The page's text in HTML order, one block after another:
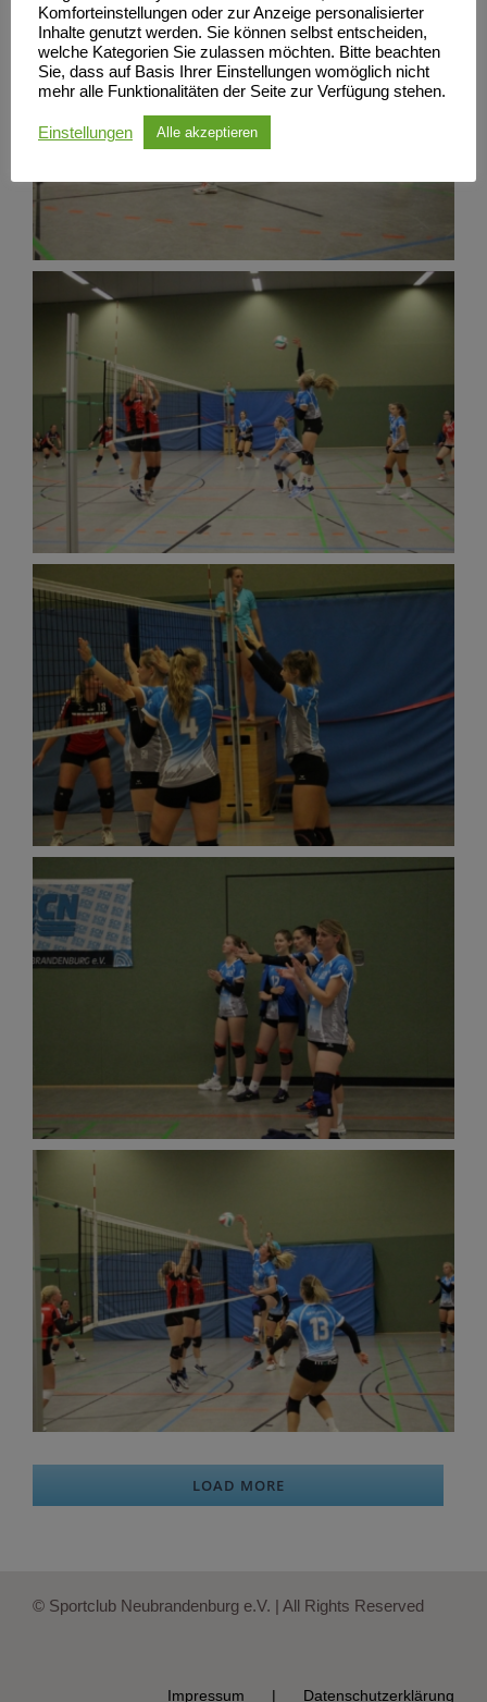
LOAD MORE
© Sportclub Neubrandenburg e.V. | All Rights Reserved
Impressum Datenschutzerklärung
Komforteinstellungen oder zur Anzeige personalisierter
Inhalte genutzt werden. Sie können selbst entscheiden,
welche Kategorien Sie zulassen möchten. Bitte beachten
Sie, dass auf Basis Ihrer Einstellungen womöglich nicht
mehr alle Funktionalitäten der Seite zur Verfügung stehen.
Einstellungen Alle akzeptieren